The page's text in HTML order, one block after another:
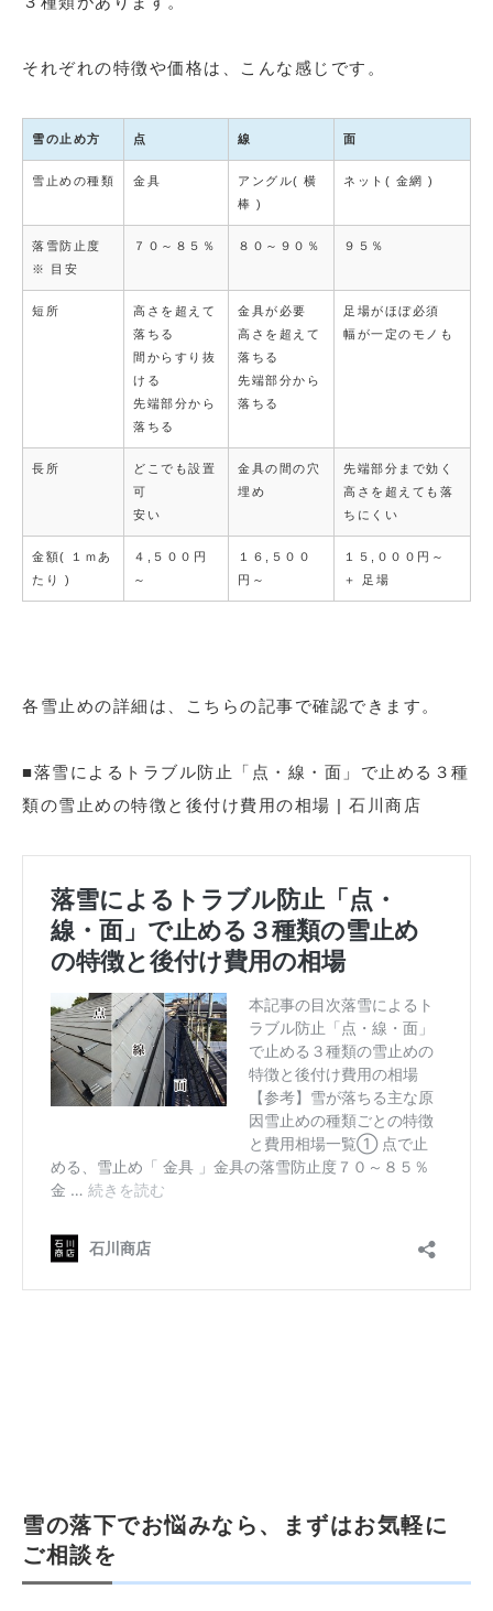
それぞれの特徴や価格は、こんな感じです。
雪の止め方 点 線 面
雪止めの種類 金具
アングル( 横
棒 )
ネット( 金網 )
落雪防止度
※ 目安
７０～８５％ ８０～９０％ ９５％
短所
高さを超えて
落ちる
間からすり抜
ける
先端部分から
落ちる
金具が必要
高さを超えて
落ちる
先端部分から
落ちる
足場がほぼ必須
幅が一定のモノも
長所
どこでも設置
可
安い
金具の間の穴
埋め
先端部分まで効く
高さを超えても落
ちにくい
金額( １ｍあ
たり )
４,５００円
～
１６,５００
円～
１５,０００円～
＋ 足場
各雪止めの詳細は、こちらの記事で確認できます。
■落雪によるトラブル防止「点・線・面」で止める３種
類の雪止めの特徴と後付け費用の相場 | 石川商店
雪の落下でお悩みなら、まずはお気軽に
ご相談を